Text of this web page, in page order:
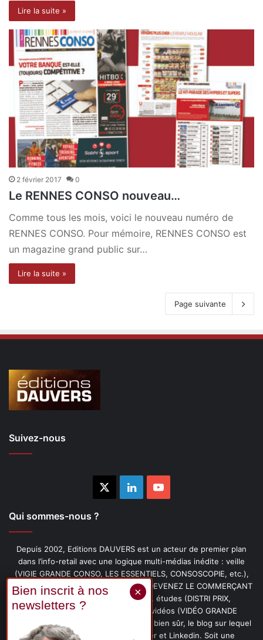
Lire la suite »
2 février 2017 0
Le RENNES CONSO nouveau…
Comme tous les mois, voici le nouveau numéro de
RENNES CONSO. Pour mémoire, RENNES CONSO est
un magazine grand public sur…
Lire la suite »
Page suivante
Suivez-nous
LinkedinYouTube
Qui sommes-nous ?
Depuis 2002, Editions DAUVERS est un acteur de premier plan
dans l’info-retail avec une logique multi-médias inédite : veille
(VIGIE GRANDE CONSO, LES ESSENTIELS, CONSOSCOPIE, etc.),
livres (PENSER-CLIENT, IMAGE-PRIX, DEVENEZ LE COMMERÇANT
PRÉFÉRÉ DE VOS CLIENTS, etc.), études (DISTRI PRIX,
PROMOFLASH, DRIVE INSIGHTS), vidéos (VIDÉO GRANDE
CONSO), podcasts (CAFÉ CONSO) et, bien sûr, le blog sur lequel
vous êtes, ainsi que les fils Twitter et Linkedin. Soit une